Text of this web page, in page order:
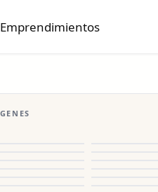
Emprendimientos